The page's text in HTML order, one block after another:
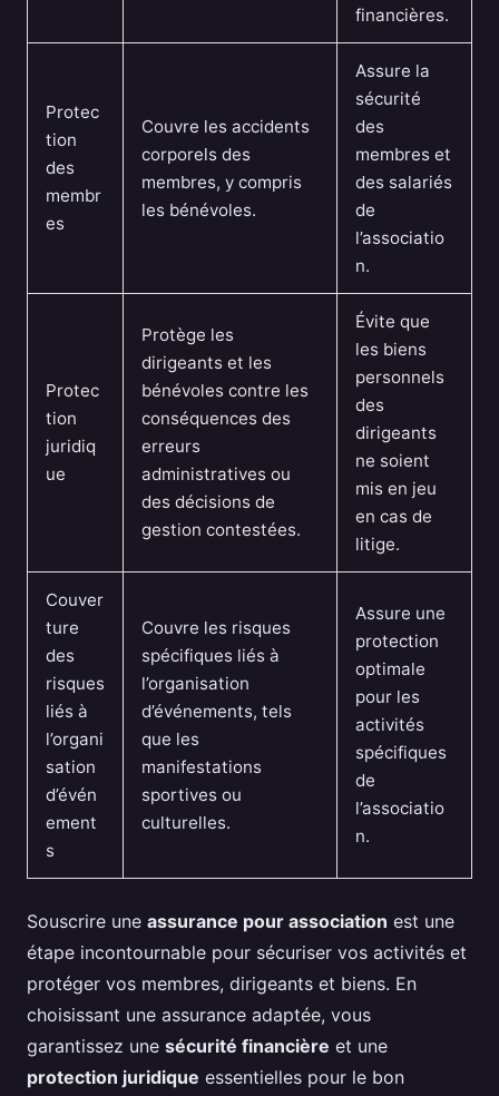
financières.
Protec
tion
des
membr
es
Couvre les accidents
corporels des
membres, y compris
les bénévoles.
Assure la
sécurité
des
membres et
des salariés
de
l’associatio
n.
Protec
tion
juridiq
ue
Protège les
dirigeants et les
bénévoles contre les
conséquences des
erreurs
administratives ou
des décisions de
gestion contestées.
Évite que
les biens
personnels
des
dirigeants
ne soient
mis en jeu
en cas de
litige.
Couver
ture
des
risques
liés à
l’organi
sation
d’évén
ement
s
Couvre les risques
spécifiques liés à
l’organisation
d’événements, tels
que les
manifestations
sportives ou
culturelles.
Assure une
protection
optimale
pour les
activités
spécifiques
de
l’associatio
n.
Souscrire une assurance pour association est une
étape incontournable pour sécuriser vos activités et
protéger vos membres, dirigeants et biens. En
choisissant une assurance adaptée, vous
garantissez une sécurité financière et une
protection juridique essentielles pour le bon